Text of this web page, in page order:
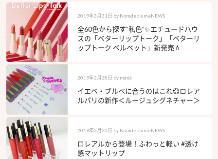
2019年3月31日 by NomdeplumeNEWS
全60色から探す”私色”✨エチュードハウ
スの「ベターリップトーク」「ベターリ
ップトーク ベルベット」新発売💄
2019年2月28日 by mänä
イエベ・ブルベに合うのはこれ💞ロレア
ルパリの新作＜ルージュシグネチャー＞
2019年2月20日 by NomdeplumeNEWS
ロレアルから登場！ふわっと軽い #透け
感マットリップ